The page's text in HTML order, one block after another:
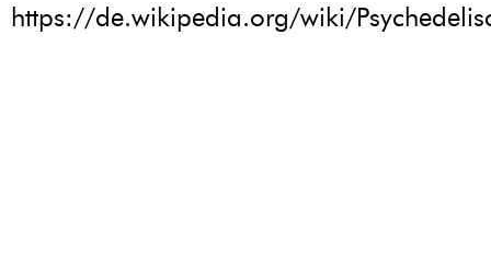
https://de.wikipedia.org/wiki/